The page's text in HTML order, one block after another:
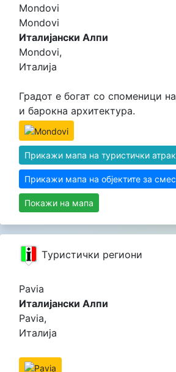
Mondovi
Mondovi
Италијански Алпи
Mondovi,
Италија
Градот е богат со споменици
и барокна архитектура.
Прикажи мапа на туристички
Прикажи мапа на објектите за
Покажи на мапа
Tуристички региони
Pavia
Италијански Алпи
Pavia,
Италија